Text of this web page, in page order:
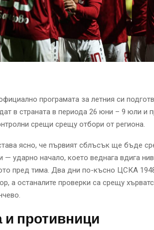
програмата за летния си
в страната в периода 26 юни – 9 юли и
срещи срещу отбори от региона.
ясно, че първият сблъсък ще бъде
— ударно начало, което веднага вдига
пред тима. Два дни по-късно ЦСКА
а останалите проверки са срещу
и противници